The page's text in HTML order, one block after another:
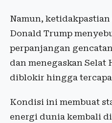
Namun,
Donald Trump
perpanjangan
dan menegaskan Selat
diblokir hingga
Kondisi ini membuat
energi dunia kembali